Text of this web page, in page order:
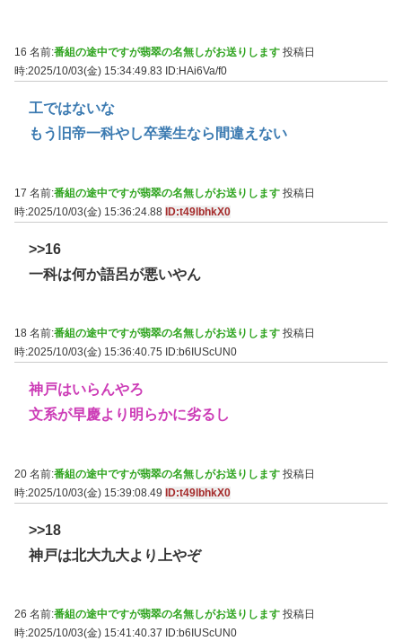
16 名前:番組の途中ですが翡翠の名無しがお送りします 投稿日
時:2025/10/03(金) 15:34:49.83
ID:HAi6Va/f0
工ではないな
もう旧帝一科やし卒業生なら間違えない
17 名前:番組の途中ですが翡翠の名無しがお送りします 投稿日
時:2025/10/03(金) 15:36:24.88 ID:t49lbhkX0
>>16
一科は何か語呂が悪いやん
18 名前:番組の途中ですが翡翠の名無しがお送りします 投稿日
時:2025/10/03(金) 15:36:40.75
ID:b6IUScUN0
神戸はいらんやろ
文系が早慶より明らかに劣るし
20 名前:番組の途中ですが翡翠の名無しがお送りします 投稿日
時:2025/10/03(金) 15:39:08.49 ID:t49lbhkX0
>>18
神戸は北大九大より上やぞ
26 名前:番組の途中ですが翡翠の名無しがお送りします 投稿日
時:2025/10/03(金) 15:41:40.37
ID:b6IUScUN0